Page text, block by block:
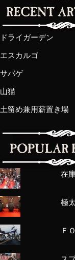
ドライガーデン
エスカルゴ
サバゲ
山猫
土留め兼用薪置き場
在
極
Ｆ